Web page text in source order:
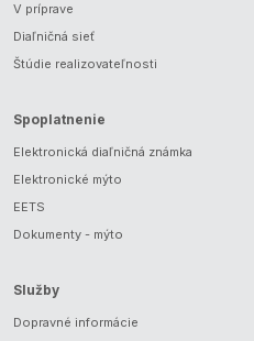
V príprave
Diaľničná sieť
Štúdie realizovateľnosti
Spoplatnenie
Elektronická diaľničná známka
Elektronické mýto
EETS
Dokumenty - mýto
Služby
Dopravné informácie